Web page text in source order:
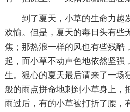
到了夏天，小草的生命力越
欢愉。但是，夏天的毒日头有些
焦；那热浪一样的风也有些残酷
起，而小草不动声色地依然坚强
生。狠心的夏天最后请来了一场
般的雨点拼命地刺到小草身上，
雨过后，有的小草被打折了腰，